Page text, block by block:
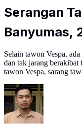
Serangan
Banyumas,
Selain tawon Vespa,
dan tak jarang
tawon Vespa, sarang